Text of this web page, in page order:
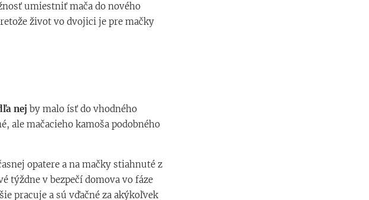
umiestniť mača do nového
život vo dvojici je pre mačky
nej by malo ísť do vhodného
ale mačacieho kamoša podobného
opatere a na mačky stiahnuté z
týždne v bezpečí domova vo fáze
pracuje a sú vďačné za akýkoľvek